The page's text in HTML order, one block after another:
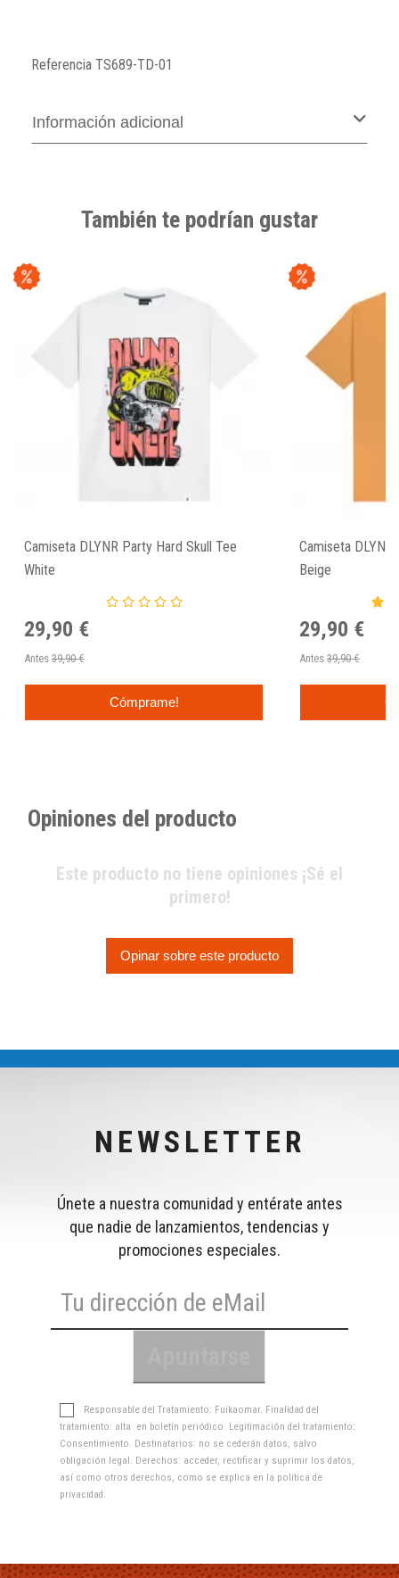
Referencia TS689-TD-01
Información adicional
También te podrían gustar
Camiseta DLYNR Party Hard Skull Tee
White
29,90 €
Antes 39,90 €
Cómprame!
Camiseta
Beige
29,90 €
Antes 39,90 €
Opiniones del producto
Este producto no tiene opiniones ¡Sé el
primero!
Opinar sobre este producto
NEWSLETTER
Únete a nuestra comunidad y entérate antes
que nadie de lanzamientos, tendencias y
promociones especiales.
Responsable del Tratamiento: Fuikaomar. Finalidad del
tratamiento: alta en boletín periódico. Legitimación del tratamiento:
Consentimiento. Destinatarios: no se cederán datos, salvo
obligación legal. Derechos: acceder, rectificar y suprimir los datos,
así como otros derechos, como se explica en la política de
privacidad .